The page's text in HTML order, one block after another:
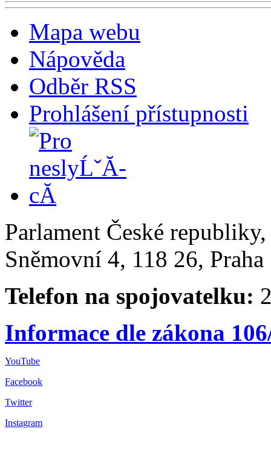
Mapa webu
Nápověda
Odběr RSS
Prohlášení přístupnosti
Parlament České
Sněmovní 4, 118 26,
Telefon na spojovatelku:
Informace dle zákona
YouTube
Facebook
Twitter
Instagram